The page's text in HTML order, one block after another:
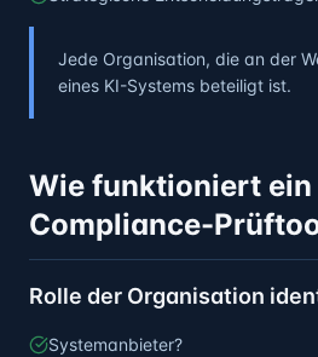
Jede Organisation, die an der
eines KI-Systems beteiligt ist.
Wie funktioniert ein
Compliance-
Rolle der Organisation
Systemanbieter?